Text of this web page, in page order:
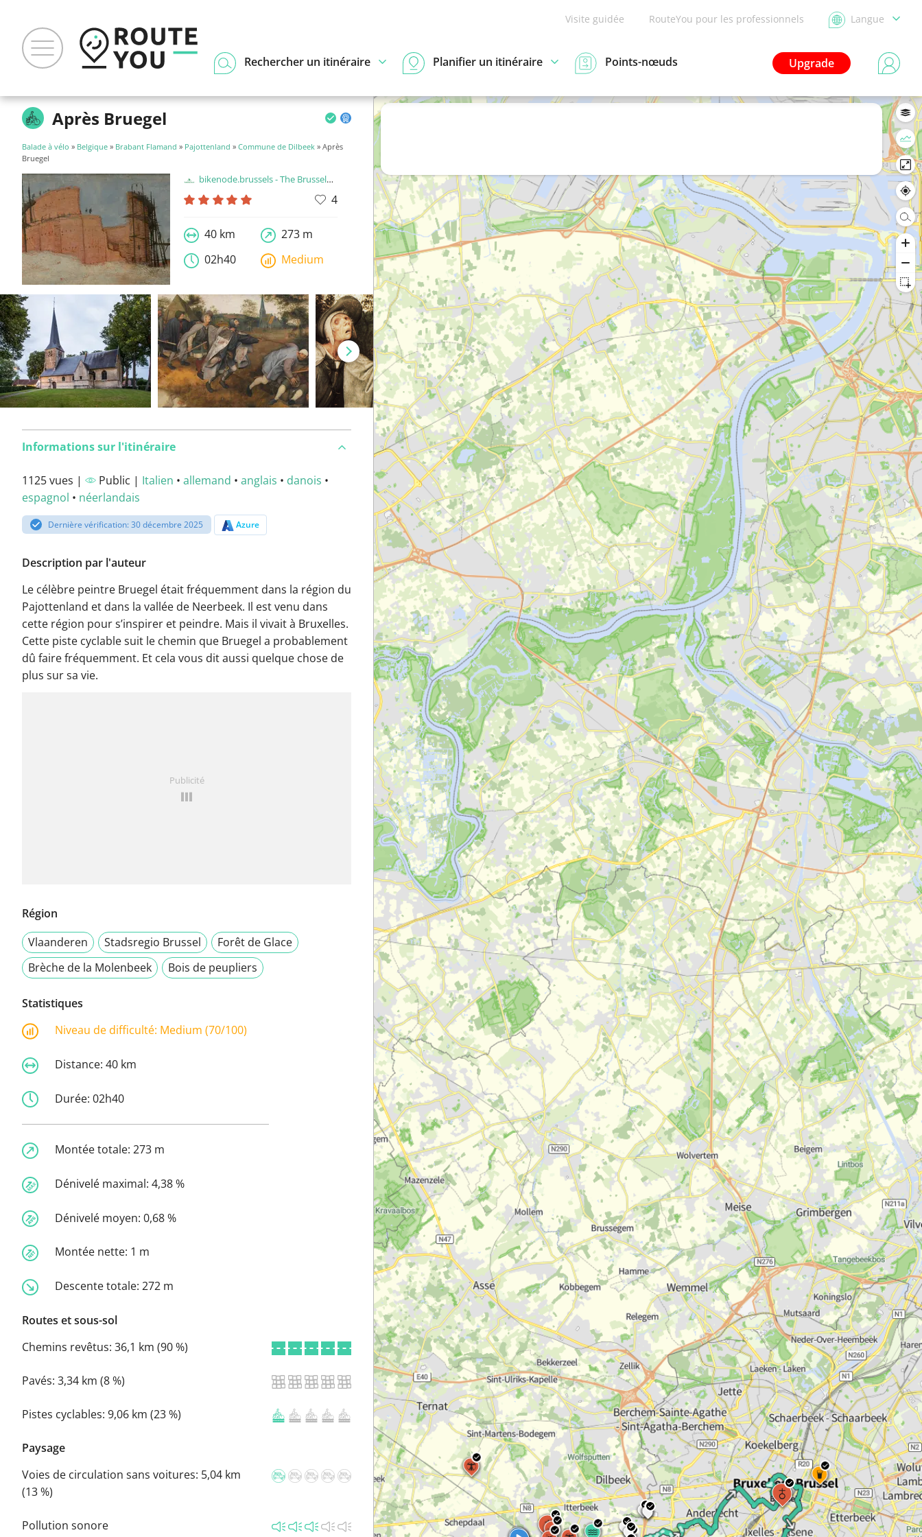
Visite guidée RouteYou pour les professionnels Langue
Upgrade
Rechercher un itinéraire Planifier un itinéraire Points-nœuds
Après Bruegel
Balade à vélo » Belgique » Brabant Flamand » Pajottenland » Commune de Dilbeek » Après
Bruegel
bikenode.brussels - The Brussels Bottom Up Cyclingnode Network
4
40 km
273 m
02h40
Medium
Informations sur l'itinéraire
1125 vues | Public | Italien • allemand • anglais • danois •
espagnol • néerlandais
Dernière vérification: 30 décembre 2025 Azure
Description par l'auteur
Le célèbre peintre Bruegel était fréquemment dans la région du
Pajottenland et dans la vallée de Neerbeek. Il est venu dans
cette région pour s’inspirer et peindre. Mais il vivait à Bruxelles.
Cette piste cyclable suit le chemin que Bruegel a probablement
dû faire fréquemment. Et cela vous dit aussi quelque chose de
plus sur sa vie.
Publicité
Région
Vlaanderen
Stadsregio Brussel
Forêt de Glace
Brèche de la Molenbeek
Bois de peupliers
Statistiques
Niveau de difficulté: Medium (70/100)
Distance: 40 km
Durée: 02h40
Montée totale: 273 m
Dénivelé maximal: 4,38 %
Dénivelé moyen: 0,68 %
Montée nette: 1 m
Descente totale: 272 m
Routes et sous-sol
Chemins revêtus: 36,1 km (90 %)
Pavés: 3,34 km (8 %)
Pistes cyclables: 9,06 km (23 %)
Paysage
Voies de circulation sans voitures: 5,04 km
(13 %)
Pollution sonore